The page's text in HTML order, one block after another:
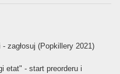
zagłosuj (Popkillery 2021)
etat" - start preorderu i